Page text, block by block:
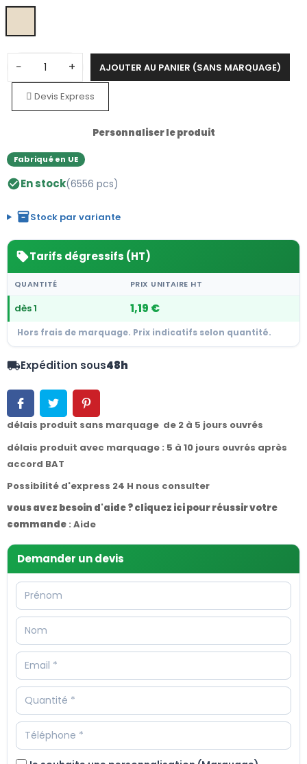
− + AJOUTER AU PANIER (SANS MARQUAGE)
Devis Express
Personnaliser le produit
Fabriqué en UE
check_circleEn stock(6556 pcs)
inventory_2Stock par variante
sellTarifs dégressifs (HT)
QUANTITÉ PRIX UNITAIRE HT
dès 1 1,19 €
Hors frais de marquage. Prix indicatifs selon quantité.
local_shippingExpédition sous48h
délais produit sans marquage de 2 à 5 jours ouvrés
délais produit avec marquage : 5 à 10 jours ouvrés après
accord BAT
Possibilité d'express 24 H nous consulter
vous avez besoin d'aide ? cliquez ici pour réussir votre
commande : Aide
Demander un devis